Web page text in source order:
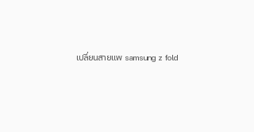
เปลี่ยนสายแพ samsung z fold